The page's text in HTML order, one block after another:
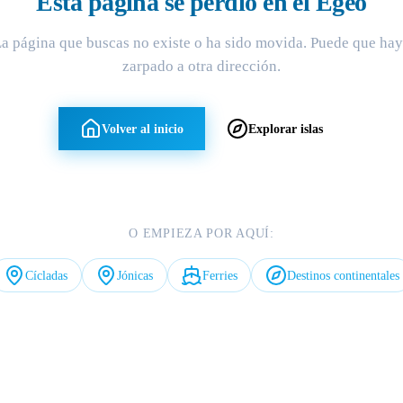
página que buscas no existe o ha sido movida. Puede que
zarpado a otra dirección.
Volver al inicio Explorar islas
O EMPIEZA POR AQUÍ:
Cícladas Jónicas Ferries Destinos continentales